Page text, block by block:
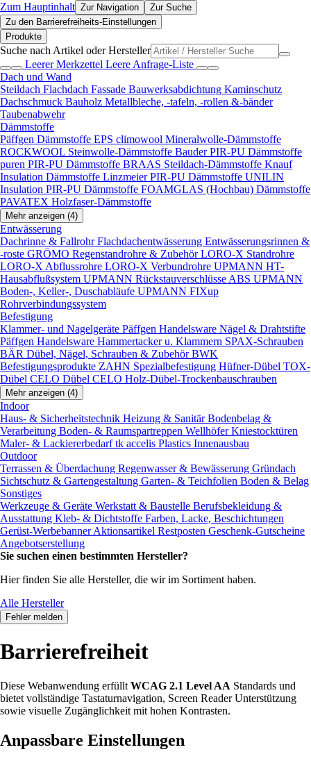
Zum Hauptinhalt Zur Navigation
Zur Suche
Zu den Barrierefreiheits-Einstellungen
Produkte
Suche nach Artikel oder Hersteller
Leerer Merkzettel Leere Anfrage-Liste
Dach und Wand
Steildach Flachdach Fassade Bauwerksabdichtung Kaminschutz
Dachschmuck Bauholz Metallbleche, -tafeln, -rollen &-bänder
Taubenabwehr
Dämmstoffe
Päffgen Dämmstoffe EPS climowool Mineralwolle-Dämmstoffe
ROCKWOOL Steinwolle-Dämmstoffe Bauder PIR-PU Dämmstoffe
puren PIR-PU Dämmstoffe BRAAS Steildach-Dämmstoffe Knauf
Insulation Dämmstoffe Linzmeier PIR-PU Dämmstoffe UNILIN
Insulation PIR-PU Dämmstoffe FOAMGLAS (Hochbau) Dämmstoffe
PAVATEX Holzfaser-Dämmstoffe
Mehr anzeigen (4)
Entwässerung
Dachrinne & FallrohrFlachdachentwässerung Entwässerungsrinnen &
-roste GRÖMO Regenstandrohre & ZubehörLORO-X Standrohre
LORO-X Abflussrohre LORO-X Verbundrohre UPMANN HT-
Hausabflußsystem UPMANN Rückstauverschlüsse ABS UPMANN
Boden-, Keller-, Duschabläufe UPMANN FIXup
Rohrverbindungssystem
Befestigung
Klammer- und Nagelgeräte Päffgen Handelsware Nägel & Drahtstifte
Päffgen Handelsware Hammertacker u. Klammern SPAX-Schrauben
BÄR Dübel, Nägel, Schrauben & ZubehörBWK
Befestigungsprodukte ZAHN Spezialbefestigung Hüfner-Dübel TOX-
Dübel CELO Dübel CELO Holz-Dübel-Trockenbauschrauben
Mehr anzeigen (4)
Indoor
Haus- & Sicherheitstechnik Heizung & SanitärBodenbelag &
Verarbeitung Boden- & Raumspartreppen Wellhöfer Kniestocktüren
Maler- & Lackiererbedarftk accelis Plastics Innenausbau
Outdoor
Terrassen & Überdachung Regenwasser & Bewässerung Gründach
Sichtschutz & Gartengestaltung Garten- & Teichfolien Boden & Belag
Sonstiges
Werkzeuge & Geräte Werkstatt & Baustelle Berufsbekleidung &
Ausstattung Kleb- & Dichtstoffe Farben, Lacke, Beschichtungen
Gerüst-WerbebannerAktionsartikel Restposten Geschenk-Gutscheine
Angebotserstellung
Sie suchen einen bestimmten Hersteller?
Hier finden Sie alle Hersteller, die wir im Sortiment haben.
Alle Hersteller
Fehler melden
Barrierefreiheit
Diese Webanwendung erfüllt WCAG 2.1 Level AA Standards und
bietet vollständige Tastaturnavigation, Screen Reader Unterstützung
sowie visuelle Zugänglichkeit mit hohen Kontrasten.
Anpassbare Einstellungen